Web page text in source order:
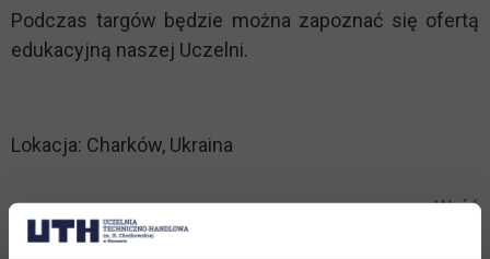
Podczas targów będzie można zapoznać się ofertą
edukacyjną naszej Uczelni.
Lokacja: Charków, Ukraina
Wróć